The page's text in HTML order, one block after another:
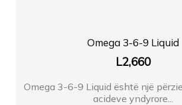
Omega 3-6-9 Liquid
L2,660
Omega 3-6-9 Liquid është një
acideve yndyrore...